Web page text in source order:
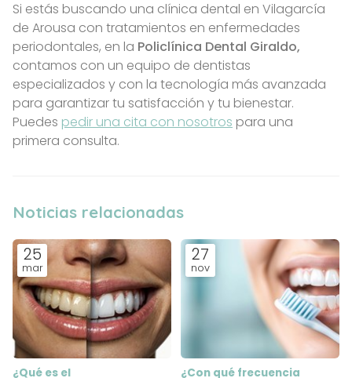
Si estás buscando una clínica dental en Vilagarcía
de Arousa con tratamientos en enfermedades
periodontales, en la Policlínica Dental Giraldo,
contamos con un equipo de dentistas
especializados y con la tecnología más avanzada
para garantizar tu satisfacción y tu bienestar.
Puedes pedir una cita con nosotros para una
primera consulta.
Noticias relacionadas
25
mar
¿Qué es el
27
nov
¿Con qué frecuencia